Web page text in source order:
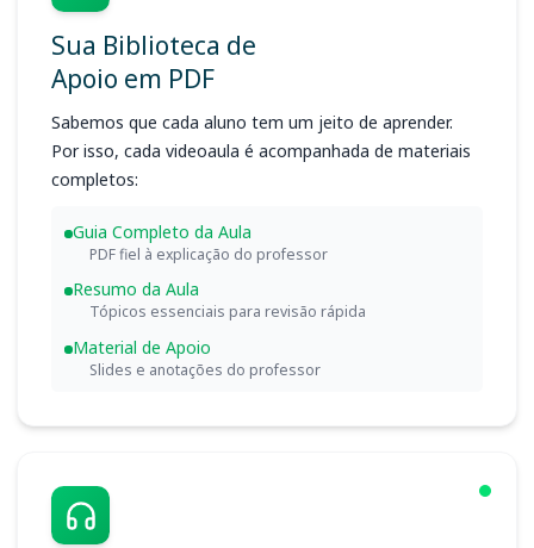
Sua Biblioteca de
Apoio em PDF
Sabemos que cada aluno tem um jeito de aprender.
Por isso, cada videoaula é acompanhada de materiais
completos:
Guia Completo da Aula
PDF fiel à explicação do professor
Resumo da Aula
Tópicos essenciais para revisão rápida
Material de Apoio
Slides e anotações do professor